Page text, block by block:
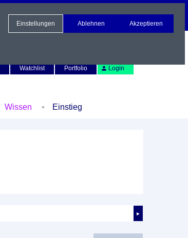
Watchlist Portfolio Login
Wissen Einstieg
►
Einstellungen Ablehnen Akzeptieren